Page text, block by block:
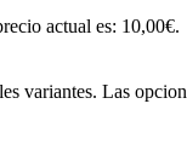
actual es: 10,00€.
variantes. Las